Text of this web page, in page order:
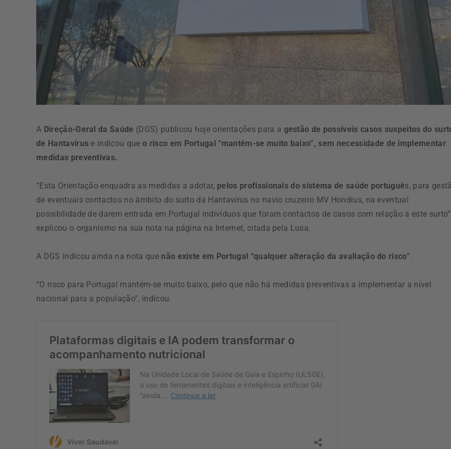
A Direção-Geral da Saúde (DGS) publicou hoje orientações para a gestão de possíveis casos suspeitos do
de Hantavírus e indicou que o risco em Portugal “mantém-se muito baixo”, sem necessidade de implementar
medidas preventivas.
“Esta Orientação enquadra as medidas a adotar, pelos profissionais do sistema de saúde português, para
de eventuais contactos no âmbito do surto da Hantavírus no navio cruzeiro MV Hondius, na eventual
possibilidade de darem entrada em Portugal indivíduos que foram contactos de casos com relação a este
explicou o organismo na sua nota na página na Internet, citada pela Lusa.
A DGS indicou ainda na nota que não existe em Portugal “qualquer alteração da avaliação do risco”.
“O risco para Portugal mantém-se muito baixo, pelo que não há medidas preventivas a implementar a nível
nacional para a população”, indicou.